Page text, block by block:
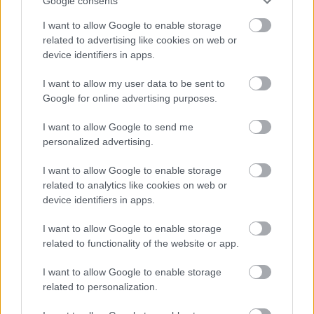
I want to allow Google to enable storage
related to advertising like cookies on web or
device identifiers in apps.
I want to allow my user data to be sent to
Google for online advertising purposes.
I want to allow Google to send me
personalized advertising.
I want to allow Google to enable storage
related to analytics like cookies on web or
device identifiers in apps.
I want to allow Google to enable storage
related to functionality of the website or app.
I want to allow Google to enable storage
related to personalization.
Νέοι υπέρλεπτοι υπεραγωγοί
ανοίγουν τον δρόμο για μικρότερες
συσκευές